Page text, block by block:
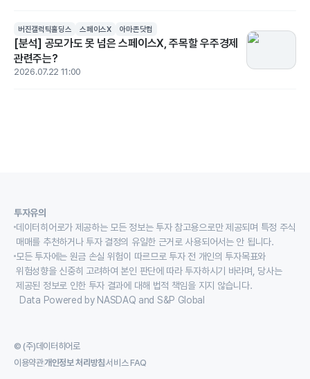
버진갤럭틱홀딩스 스페이스X 아마존닷컴
[분석] 공모가도 못 넘은 스페이스X, 주목할 우주경제
관련주는?
2026.07.22 11:00
투자유의
데이터히어로가 제공하는 모든 정보는 투자 참고용으로만 제공되며 특정 주식
매매를 추천하거나 투자 결정의 유일한 근거로 사용되어서는 안 됩니다.
모든 투자에는 원금 손실 위험이 따르므로 투자 전 개인의 투자목표와
위험성향을 신중히 고려하여 본인 판단에 따라 투자하시기 바라며, 당사는
제공된 정보로 인한 투자 결과에 대해 법적 책임을 지지 않습니다.
Data Powered by NASDAQ and S&P Global
© (주)데이터히어로
이용약관개인정보 처리방침서비스 FAQ